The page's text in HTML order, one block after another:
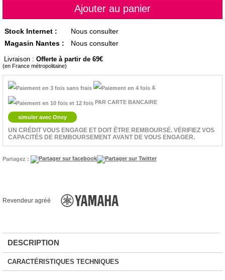
Stock Internet :
Nous consulter
Magasin Nantes :
Nous consulter
Livraison : Offerte à partir de 69
(en France métropolitaine)
&
PAR CARTE BANCAIRE
simuler avec Oney
UN CRÉDIT VOUS ENGAGE ET DOIT ÊTRE REMBOURSÉ. VÉRIFIEZ VOS
CAPACITÉS DE REMBOURSEMENT AVANT DE VOUS ENGAGER.
Partagez :
Revendeur agréé
DESCRIPTION
CARACTÉRISTIQUES TECHNIQUES